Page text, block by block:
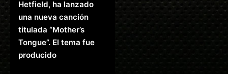
Hetfield, ha lanzado
una nueva canción
titulada “Mother’s
Tongue”. El tema fue
producido